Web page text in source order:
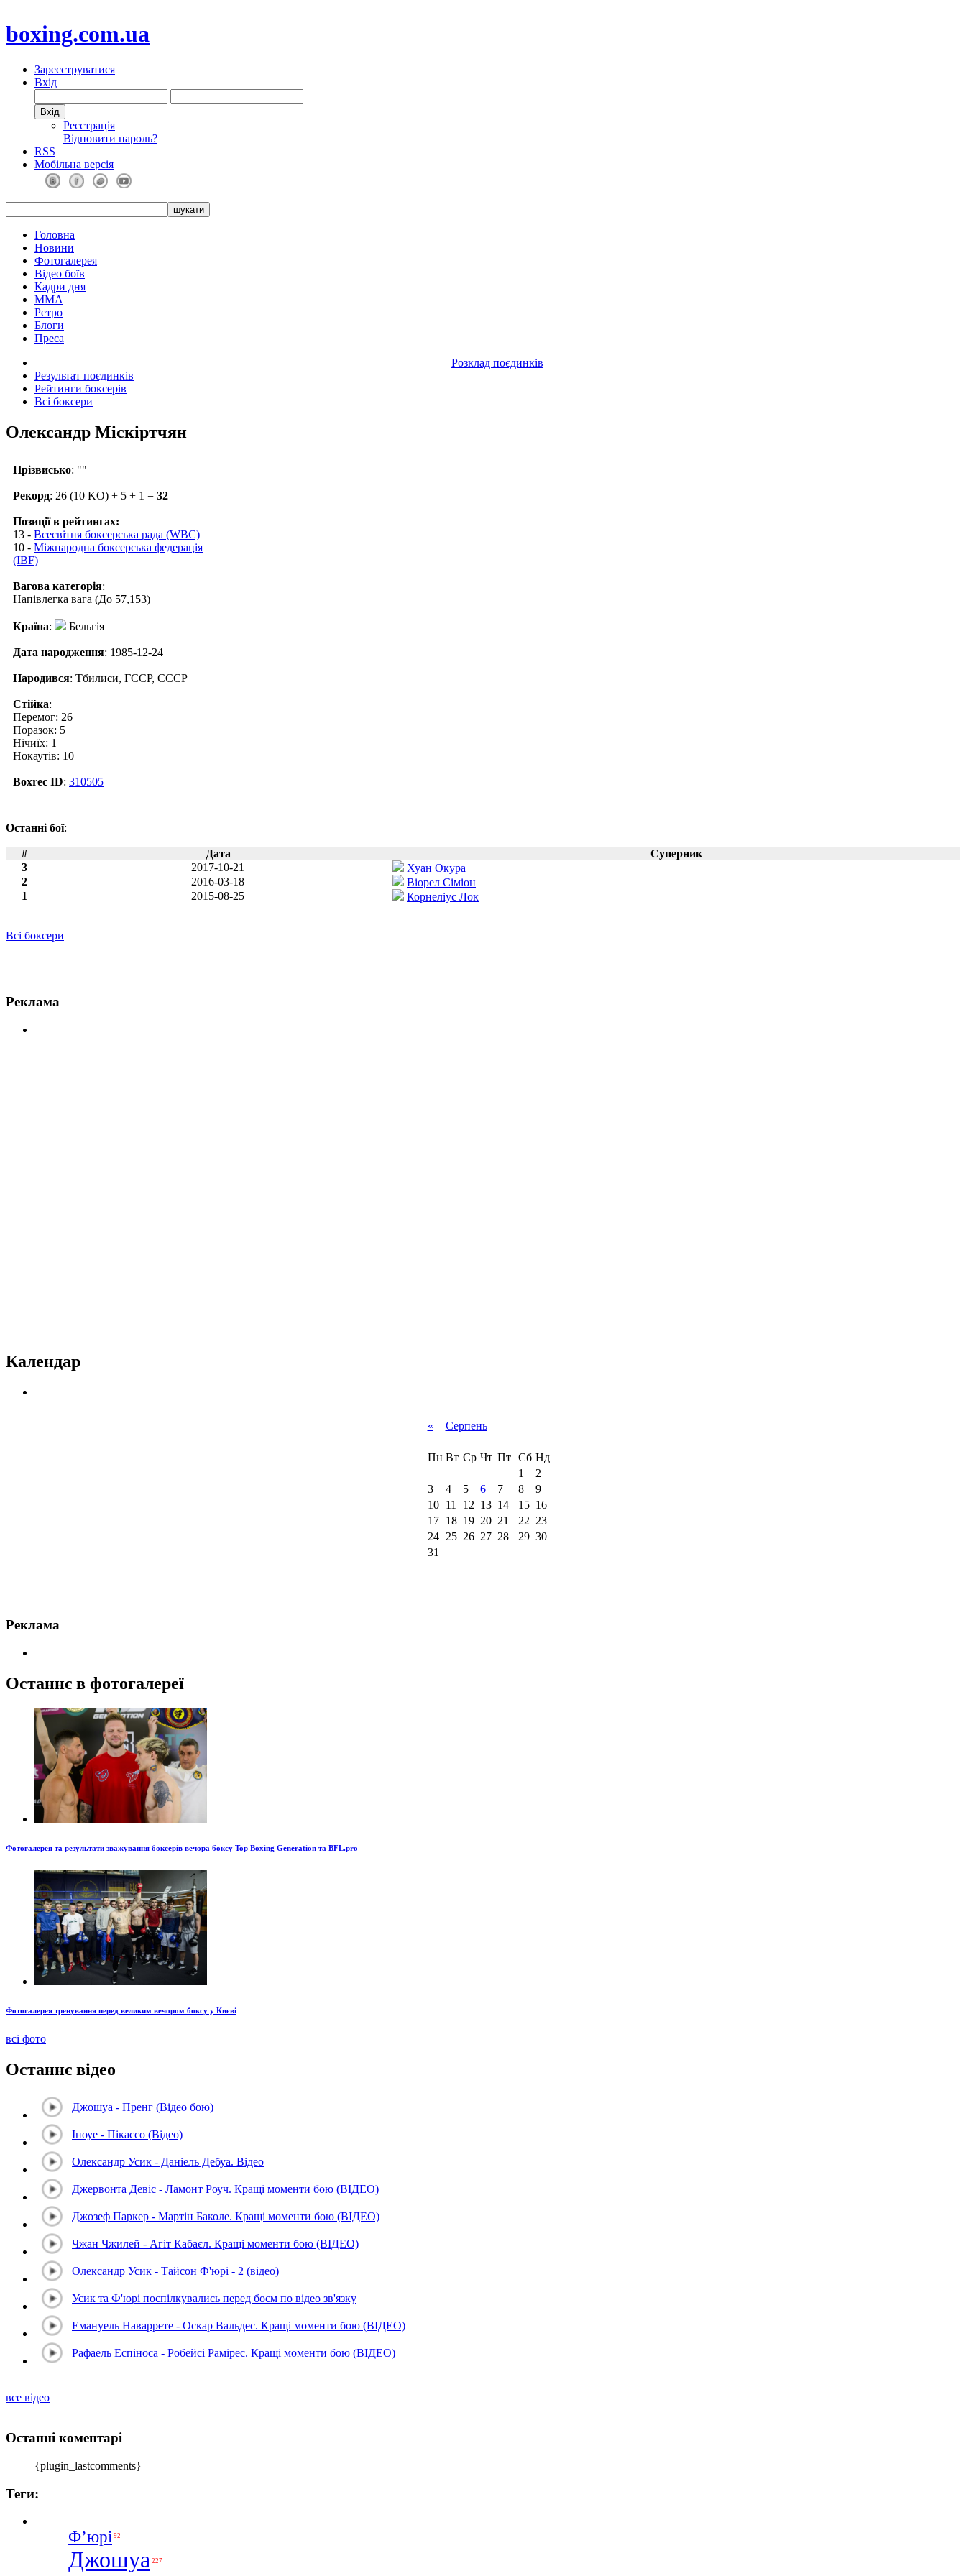
boxing.com.ua
Зареєструватися
Вхід
Реєстрація
Відновити пароль?
RSS
Мобільна версія
Головна
Новини
Фотогалерея
Відео боїв
Кадри дня
ММА
Ретро
Блоги
Преса
Розклад поєдинків
Результат поєдинків
Рейтинги боксерів
Всі боксери
Олександр Міскіртчян
Прізвисько: ""
Рекорд: 26 (10 KO) + 5 + 1 = 32
Позиції в рейтингах:
13 - Всесвітня боксерська рада (WBC)
10 - Міжнародна боксерська федерація
(IBF)
Вагова категорія:
Напівлегка вага (До 57,153)
Країна: Бельгія
Дата народження: 1985-12-24
Народився: Тбилиси, ГССР, СССР
Стійка:
Перемог: 26
Поразок: 5
Нічиїх: 1
Нокаутів: 10
Boxrec ID: 310505
Останні бої:
# Дата
Суперник
3
2017-10-21
Хуан Окура
2
2016-03-18
Віорел Сіміон
1
2015-08-25 Корнеліус Лок
Всі боксери
Реклама
Календар
« Серпень
Пн Вт Ср Чт Пт Сб Нд
1
2
3
4 5 6 7 8
9
10
11 12 13 14 15 16
17
18 19 20 21 22 23
24
25 26 27 28 29 30
31
Реклама
Останнє в фотогалереї
Фотогалерея та результати зважування боксерів вечора боксу Top Boxing Generation та BFL.pro
Фотогалерея тренування перед великим вечором боксу у Києві
всі фото
Останнє відео
Джошуа - Пренг (Відео бою)
Іноуе - Пікассо (Відео)
Олександр Усик - Даніель Дебуа. Відео
Джервонта Девіс - Ламонт Роуч. Кращі моменти бою (ВІДЕО)
Джозеф Паркер - Мартін Баколе. Кращі моменти бою (ВІДЕО)
Чжан Чжилей - Агіт Кабаєл. Кращі моменти бою (ВІДЕО)
Олександр Усик - Тайсон Ф'юрі - 2 (відео)
Усик та Ф'юрі поспілкувались перед боєм по відео зв'язку
Емануель Наваррете - Оскар Вальдес. Кращі моменти бою (ВІДЕО)
Рафаель Еспіноса - Робейсі Рамірес. Кращі моменти бою (ВІДЕО)
все відео
Останні коментарі
{plugin_lastcomments}
Теги:
Ф’юрі 92
Джошуа 227